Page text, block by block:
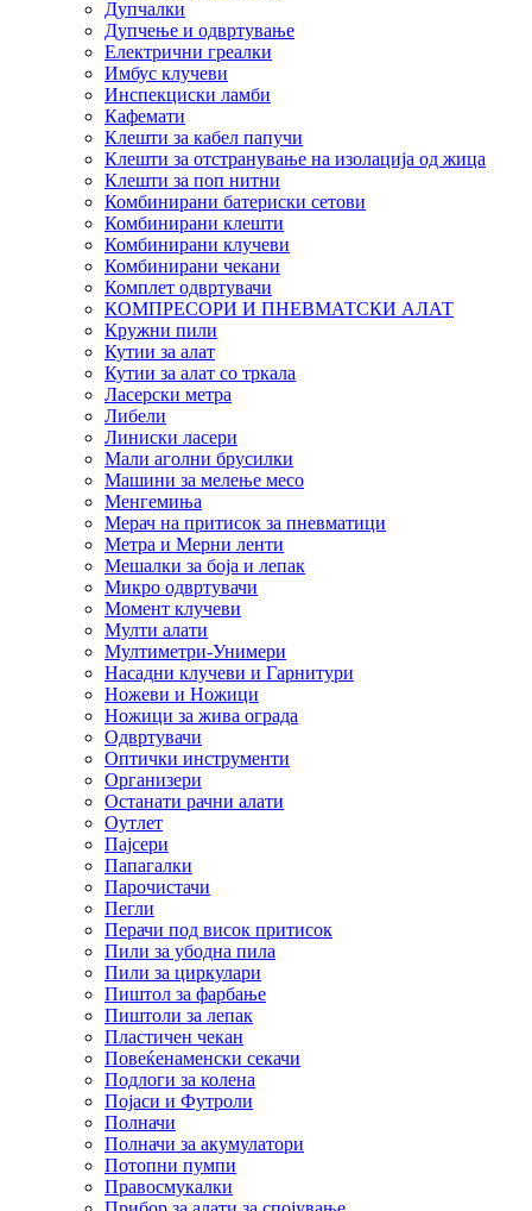
Дупчалки
Дупчење и одвртување
Електрични греалки
Имбус клучеви
Инспекциски ламби
Кафемати
Клешти за кабел папучи
Клешти за отстранување на изолација од жица
Клешти за поп нитни
Комбинирани батериски сетови
Комбинирани клешти
Комбинирани клучеви
Комбинирани чекани
Комплет одвртувачи
КОМПРЕСОРИ И ПНЕВМАТСКИ АЛАТ
Кружни пили
Кутии за алат
Кутии за алат со тркала
Ласерски метра
Либели
Линиски ласери
Мали аголни брусилки
Машини за мелење месо
Менгемиња
Мерач на притисок за пневматици
Метра и Мерни ленти
Мешалки за боја и лепак
Микро одвртувачи
Момент клучеви
Мулти алати
Мултиметри-Унимери
Насадни клучеви и Гарнитури
Ножеви и Ножици
Ножици за жива ограда
Одвртувачи
Оптички инструменти
Организери
Останати рачни алати
Оутлет
Пајсери
Папагалки
Парочистачи
Пегли
Перачи под висок притисок
Пили за убодна пила
Пили за циркулари
Пиштол за фарбање
Пиштоли за лепак
Пластичен чекан
Повеќенаменски секачи
Подлоги за колена
Појаси и Футроли
Полначи
Полначи за акумулатори
Потопни пумпи
Правосмукалки